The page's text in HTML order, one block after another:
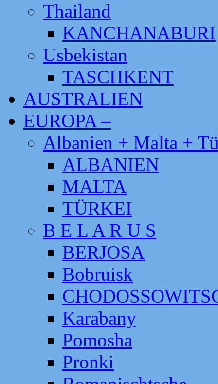
Thailand
KANCHANABURI
Usbekistan
TASCHKENT
AUSTRALIEN
EUROPA –
Albanien + Malta +
ALBANIEN
MALTA
TÜRKEI
B E L A R U S
BERJOSA
Bobruisk
Karabany
Pomosha
Pronki